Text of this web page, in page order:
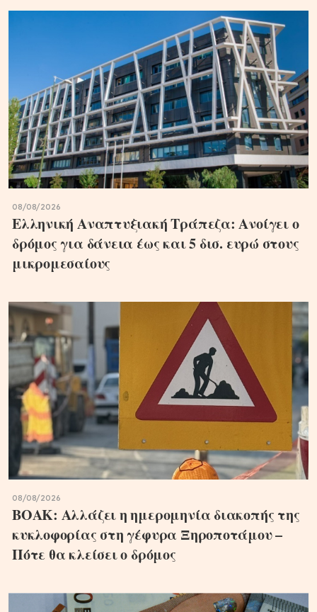
08/08/2026
Ελληνική Αναπτυξιακή Τράπεζα: Ανοίγει ο
δρόμος για δάνεια έως και 5 δισ. ευρώ στους
μικρομεσαίους
08/08/2026
ΒΟΑΚ: Αλλάζει η ημερομηνία διακοπής της
κυκλοφορίας στη γέφυρα Ξηροποτάμου –
Πότε θα κλείσει ο δρόμος